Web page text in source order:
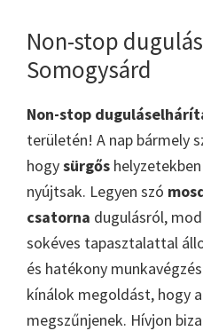
Non-stop
Somogysárd
Non-stop
területén! A nap bármely
hogysürgős
nyújtsak. Legyen szó
csatorna dugulásról,
sokéves tapasztalattal
és hatékony
kínálok megoldást, hogy
megszűnjenek. Hívjon